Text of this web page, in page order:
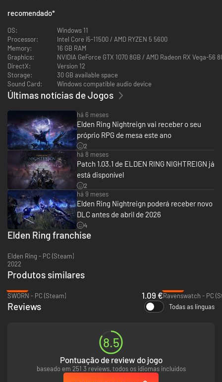
TORNE-SE UM HERÓI
seu próprio estilo distinto. Cada Notívago tem três características
únicas: uma habilidade passiva, uma habilidade de personagem e uma
habilidade suprema. Essas ferramentas de sobrevivência e combate
reflete a história e o passado de cada herói. Embora sejam formidáveis
individualmente, suas habilidades formam poderosas sinergias quando se
unem em equipe.
ENFRENTE A NOITE
Sua caçada acontece em Limveld, uma terra transitória, tomada pelo
poder furioso dos Lordes da Noite. Esses seres imensos vagam além do
alcance da maioria dos mortais, e só se revelam quando seus
uma ameaça incansável que invade uma terra que muda a cada sessão
de jogo para derrotar o magnífico chefe daquela noite!
Cada Lorde da Noite deve ser enfrentado e derrotado antes que o reino
da noite possa ser extinguido!
recomendado*
OS:
Windows 11
Processor:
Intel Core i5-11500 / AMD RYZEN 5 5600
Memory:
16 GB RAM
Graphics:
NVIDIA GeForce GTX 1070 8GB / AMD Radeon RX Vega-56
DirectX:
Version 12
Storage:
30 GB available space
Sound Card:
Windows compatible audio device
Últimas notícias de Jogos
há 6 meses
Elden Ring Nightreign vai receber o seu
próprio RPG de mesa este ano
2
há 8 meses
Patch 1.03.1 de ELDEN RING NIGHTREIGN já
está disponível
2
há 9 meses
Elden Ring Nightreign poderá receber novo
DLC antes de abril de 2026
4
Elden Ring franchise
Elden Ring - PC (Steam)
2022
Produtos similares
SWORN - PC (Steam)
1.09 €Ravenswatch - PC
Reviews Todas as línguas
8.5
Pontuação de review do jogo
baseado em 251 3 reviews, todos os idiomas incluídos